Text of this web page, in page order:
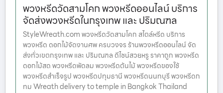
พวงหรีดวัดสามโคก พวงหรีดออนไลน์ บริการ
จัดส่งพวงหรีดในกรุงเทพ และ ปริมณฑล
StyleWreath.com พวงหรีดวัดสามโคก สไตล์หรีด บริการ
พวงหรีด ดอกไม้จัดงานศพ ครบวงจร ร้านพวงหรีดออนไลน์ จัด
ส่งทั่วเขตกรุงเทพ และ ปริมณฑล ดีไซน์สวยหรู ราคาถูก พวงหรีด
ดอกไม้สด พวงหรีดพัดลม พวงหรีดต้นไม้ พวงหรีดของใช้
พวงหรีดสำเร็จรูป พวงหรีดปทุมธานี พวงหรีดนนทบุรี พวงหรีดก
ทม Wreath delivery to temple in Bangkok Thailand